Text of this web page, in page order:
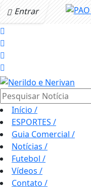
Entrar
Pesquisar Notícia
Início /
ESPORTES /
Guia Comercial /
Notícias /
Futebol /
Vídeos /
Contato /